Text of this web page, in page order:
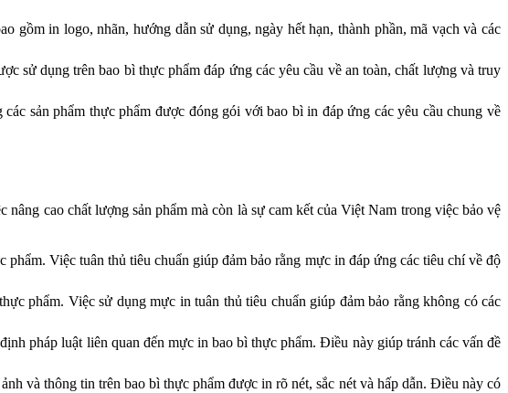
in logo, nhãn, hướng dẫn sử dụng, ngày hết hạn, thành phần, mã vạch và các
sử dụng trên bao bì thực phẩm đáp ứng các yêu cầu về an toàn, chất lượng và truy
sản phẩm thực phẩm được đóng gói với bao bì in đáp ứng các yêu cầu chung về
cao chất lượng sản phẩm mà còn là sự cam kết của Việt Nam trong việc bảo vệ
Việc tuân thủ tiêu chuẩn giúp đảm bảo rằng mực in đáp ứng các tiêu chí về độ
phẩm. Việc sử dụng mực in tuân thủ tiêu chuẩn giúp đảm bảo rằng không có các
pháp luật liên quan đến mực in bao bì thực phẩm. Điều này giúp tránh các vấn đề
và thông tin trên bao bì thực phẩm được in rõ nét, sắc nét và hấp dẫn. Điều này có